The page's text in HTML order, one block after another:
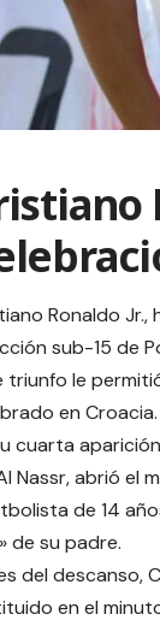
Ronaldo
sub-15 de
triunfo le
en Croacia.
cuarta
Nassr, abrió el
de 14
de su padre.
del descanso,
en el